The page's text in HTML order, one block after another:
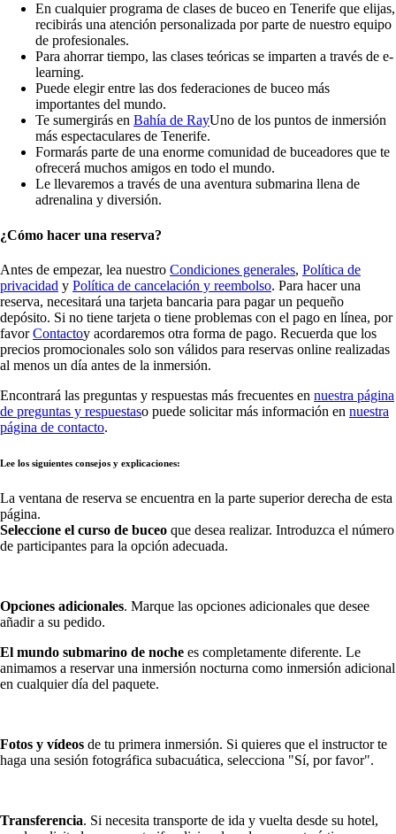
En cualquier programa de clases de buceo en Tenerife que elijas,
recibirás una atención personalizada por parte de nuestro equipo
de profesionales.
Para ahorrar tiempo, las clases teóricas se imparten a través de e-
learning.
Puede elegir entre las dos federaciones de buceo más
importantes del mundo.
Te sumergirás en Bahía de RayUno de los puntos de inmersión
más espectaculares de Tenerife.
Formarás parte de una enorme comunidad de buceadores que te
ofrecerá muchos amigos en todo el mundo.
Le llevaremos a través de una aventura submarina llena de
adrenalina y diversión.
¿Cómo hacer una reserva?
Antes de empezar, lea nuestro Condiciones generales, Política de
privacidad y Política de cancelación y reembolso. Para hacer una
reserva, necesitará una tarjeta bancaria para pagar un pequeño
depósito. Si no tiene tarjeta o tiene problemas con el pago en línea, por
favorContactoy acordaremos otra forma de pago. Recuerda que los
precios promocionales solo son válidos para reservas online realizadas
al menos un día antes de la inmersión.
Encontrará las preguntas y respuestas más frecuentes en nuestra página
de preguntas y respuestaso puede solicitar más información en nuestra
página de contacto.
Lee los siguientes consejos y explicaciones:
La ventana de reserva se encuentra en la parte superior derecha de esta
página.
Seleccione el curso de buceo que desea realizar. Introduzca el número
de participantes para la opción adecuada.
Opciones adicionales. Marque las opciones adicionales que desee
añadir a su pedido.
El mundo submarino de noche es completamente diferente. Le
animamos a reservar una inmersión nocturna como inmersión adicional
en cualquier día del paquete.
Fotos y vídeos de tu primera inmersión. Si quieres que el instructor te
haga una sesión fotográfica subacuática, selecciona "Sí, por favor".
Transferencia. Si necesita transporte de ida y vuelta desde su hotel,